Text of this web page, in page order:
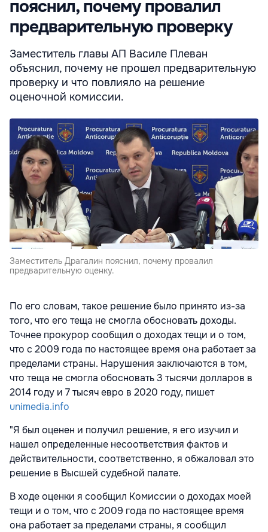
пояснил, почему провалил
предварительную проверку
Заместитель главы АП Василе Плеван
объяснил, почему не прошел предварительную
проверку и что повлияло на решение
оценочной комиссии.
Заместитель Драгалин пояснил, почему провалил
предварительную оценку.
По его словам, такое решение было принято из-за
того, что его теща не смогла обосновать доходы.
Точнее прокурор сообщил о доходах тещи и о том,
что с 2009 года по настоящее время она работает за
пределами страны. Нарушения заключаются в том,
что теща не смогла обосновать 3 тысячи долларов в
2014 году и 7 тысяч евро в 2020 году, пишет
unimedia.info
"Я был оценен и получил решение, я его изучил и
нашел определенные несоответствия фактов и
действительности, соответственно, я обжаловал это
решение в Высшей судебной палате.
В ходе оценки я сообщил Комиссии о доходах моей
тещи и о том, что с 2009 года по настоящее время
она работает за пределами страны, я сообщил